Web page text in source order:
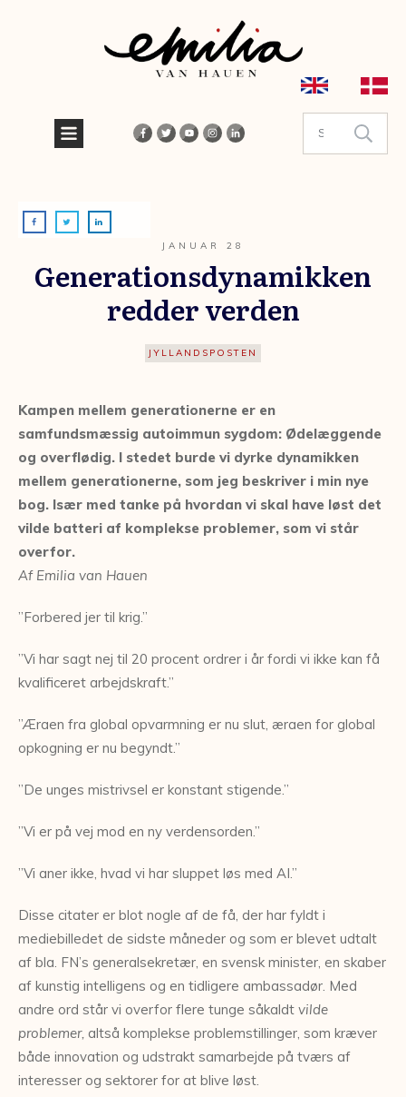
JANUAR 28
Generationsdynamikken
redder verden
JYLLANDSPOSTEN
Kampen mellem generationerne er en
samfundsmæssig autoimmun sygdom: Ødelæggende
og overflødig. I stedet burde vi dyrke dynamikken
mellem generationerne, som jeg beskriver i min nye
bog. Især med tanke på hvordan vi skal have løst det
vilde batteri af komplekse problemer, som vi står
overfor.
Af Emilia van Hauen
”Forbered jer til krig.”
”Vi har sagt nej til 20 procent ordrer i år fordi vi ikke kan få
kvalificeret arbejdskraft.”
”Æraen fra global opvarmning er nu slut, æraen for global
opkogning er nu begyndt.”
”De unges mistrivsel er konstant stigende.”
”Vi er på vej mod en ny verdensorden.”
”Vi aner ikke, hvad vi har sluppet løs med AI.”
Disse citater er blot nogle af de få, der har fyldt i
mediebilledet de sidste måneder og som er blevet udtalt
af bla. FN’s generalsekretær, en svensk minister, en skaber
af kunstig intelligens og en tidligere ambassadør. Med
andre ord står vi overfor flere tunge såkaldt vilde
problemer, altså komplekse problemstillinger, som kræver
både innovation og udstrakt samarbejde på tværs af
interesser og sektorer for at blive løst.